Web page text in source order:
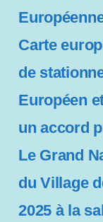
Carte
de
Européen
un accord
Le Grand
du Village
2025 à la